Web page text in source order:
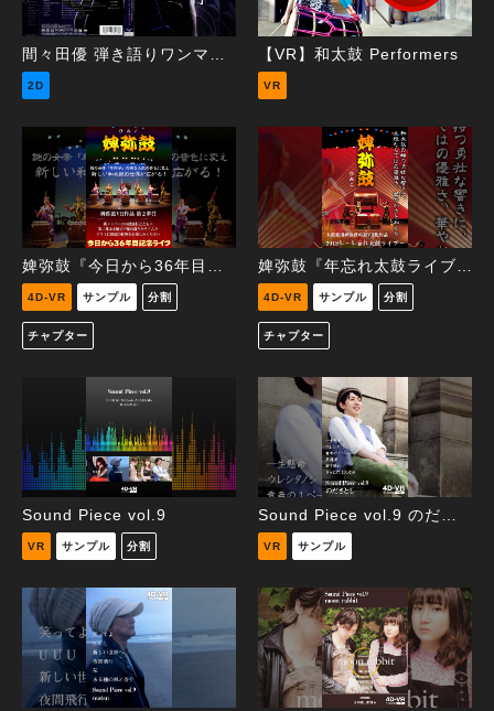
間々田優 弾き語りワンマンツアー「復讐旅行」
2D
【VR】和太鼓 Performers
VR
4D-VR サンプル 分割
チャプター
4D-VR サンプル 分割
チャプター
Sound Piece vol.9
VR サンプル 分割 VR サンプル